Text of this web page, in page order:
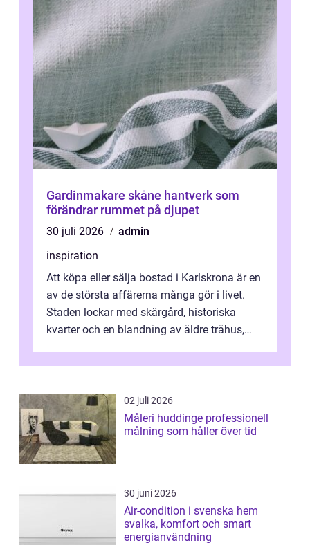
Gardinmakare skåne hantverk som
förändrar rummet på djupet
30 juli 2026
admin
inspiration
Att köpa eller sälja bostad i Karlskrona är en
av de största affärerna många gör i livet.
Staden lockar med skärgård, historiska
kvarter och en blandning av äldre trähus,
02 juli 2026
Måleri huddinge professionell
målning som håller över tid
30 juni 2026
Air-condition i svenska hem
svalka, komfort och smart
energianvändning